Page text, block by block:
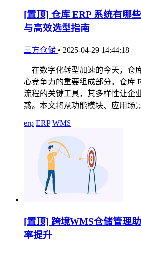
[置顶] 仓库 ERP 系统有哪
与高效选型指南
三方仓储 • 2025-04-29 14:44:18
在数字化转型加速的今天，仓
心竞争力的重要组成部分。仓库
流程的关键工具，其多样性让企
惑。本文将从功能模块、应用场
erp ERP WMS
[置顶] 跨境WMS仓储管理
率提升